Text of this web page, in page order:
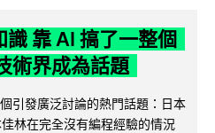
識 靠 AI 搞了一整個
術界成為話題
引發廣泛討論的熱門話題：日本
林在完全沒有編程經驗的情況